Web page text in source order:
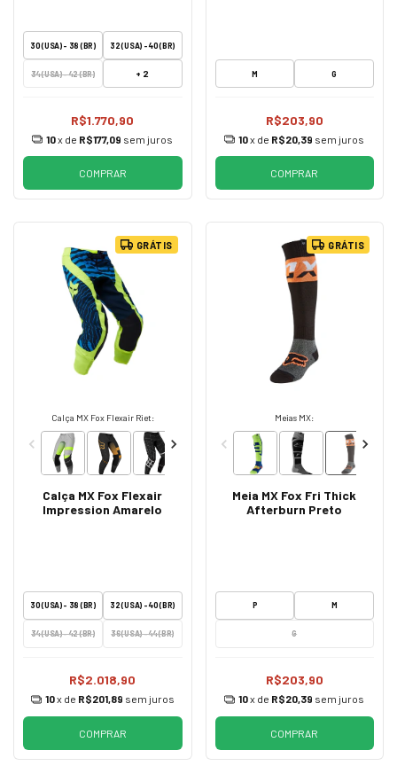
30 (USA) - 38 (BR) 32 (USA) - 40 (BR)
34 (USA) - 42 (BR) + 2
R$1.770,90
10x de R$177,09 sem juros
COMPRAR
M G
R$203,90
10x de R$20,39 sem juros
COMPRAR
GRÁTIS
Calça MX Fox Flexair Riet:
Calça MX Fox Flexair
Impression Amarelo
30 (USA) - 38 (BR) 32 (USA) - 40 (BR)
34 (USA) - 42 (BR) 36 (USA) - 44 (BR)
R$2.018,90
10x de R$201,89 sem juros
COMPRAR
GRÁTIS
Meias MX:
Meia MX Fox Fri Thick
Afterburn Preto
P M
G
R$203,90
10x de R$20,39 sem juros
COMPRAR